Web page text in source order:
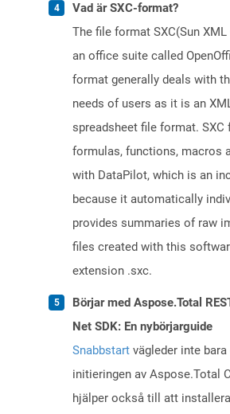
Vad är SXC-format?
The file format SXC(Sun
an office suite called
format generally deals with
needs of users as it is an
spreadsheet file format.
formulas, functions, macros
with DataPilot, which is an
because it automatically
provides summaries of raw
files created with this
extension .sxc.
Börjar med Aspose.Total
Net SDK: En nybörjarguide
Snabbstart vägleder inte bara
initieringen av Aspose.Total
hjälper också till att